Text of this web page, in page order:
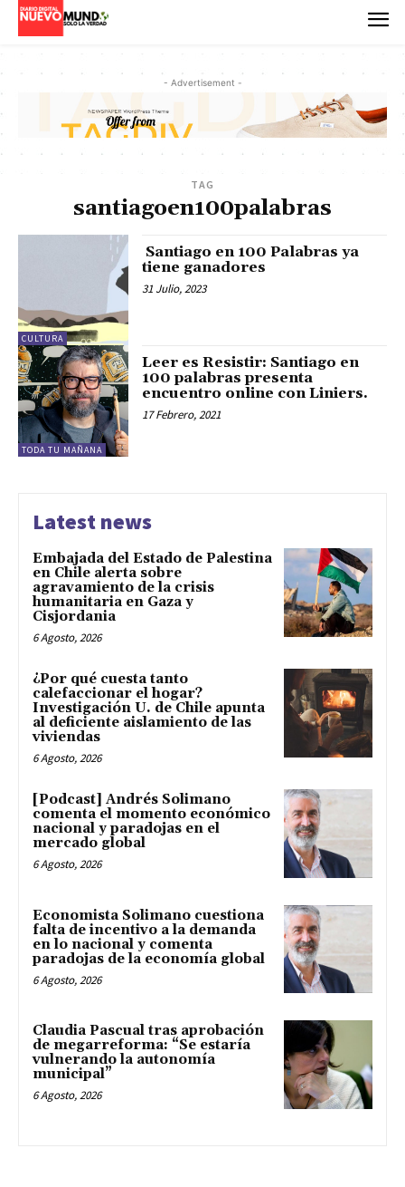
- Advertisement -
TAG
santiagoen100palabras
CULTURA
Santiago en 100 Palabras ya
tiene ganadores
31 Julio, 2023
TODA TU MAÑANA
Leer es Resistir: Santiago en
100 palabras presenta
encuentro online con Liniers.
17 Febrero, 2021
Latest news
Embajada del Estado de Palestina
en Chile alerta sobre
agravamiento de la crisis
humanitaria en Gaza y
Cisjordania
6 Agosto, 2026
¿Por qué cuesta tanto
calefaccionar el hogar?
Investigación U. de Chile apunta
al deficiente aislamiento de las
viviendas
6 Agosto, 2026
[Podcast] Andrés Solimano
comenta el momento económico
nacional y paradojas en el
mercado global
6 Agosto, 2026
Economista Solimano cuestiona
falta de incentivo a la demanda
en lo nacional y comenta
paradojas de la economía global
6 Agosto, 2026
Claudia Pascual tras aprobación
de megarreforma: “Se estaría
vulnerando la autonomía
municipal”
6 Agosto, 2026